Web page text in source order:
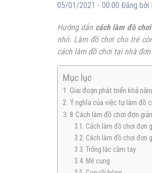
05/01/2021 - 00:00 Đăng bởi
Hướng dẫn cách làm đồ
nhỏ. Làm đồ chơi cho trẻ
cách làm đồ chơi tại nhà
Mục lục
1. Giai đoạn phát triển khả
2. Ý nghĩa của việc tự làm đồ
3. 8 Cách làm đồ chơi đơn
3.1. Cách làm đồ chơi đơn
3.2. Cách làm đồ chơi đơn
3.3. Trống lắc cầm tay
3.4. Mê cung